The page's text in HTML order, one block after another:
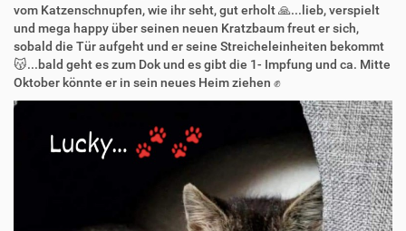
vom Katzenschnupfen, wie ihr seht, gut erholt 🙏...lieb, verspielt
und mega happy über seinen neuen Kratzbaum freut er sich,
sobald die Tür aufgeht und er seine Streicheleinheiten bekommt
😽...bald geht es zum Dok und es gibt die 1- Impfung und ca. Mitte
Oktober könnte er in sein neues Heim ziehen ✊️